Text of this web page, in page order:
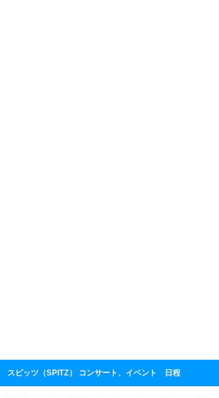
スピッツ（SPITZ） コンサート、イベント 日程